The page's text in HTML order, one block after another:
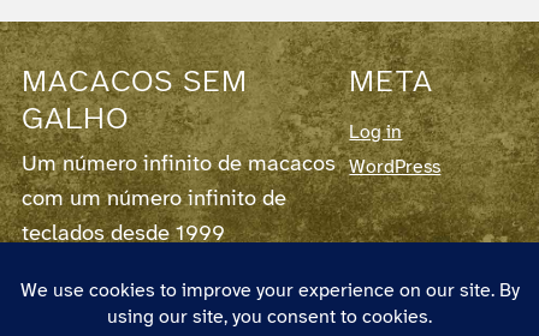
MACACOS SEM
GALHO
Um número infinito de macacos
com um número infinito de
teclados desde 1999
fornece RSS para os Postse para os
Comentários.
META
Log in
WordPress